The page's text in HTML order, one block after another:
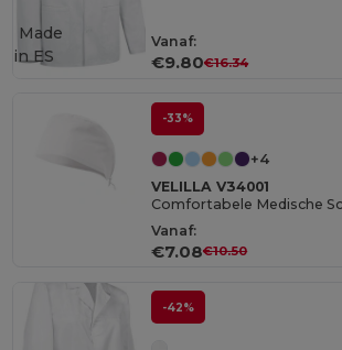
Vanaf:
€9.80€16.34
Made
in ES
-33%
+4
VELILLA V34001
Vanaf:
€7.08€10.50
-42%